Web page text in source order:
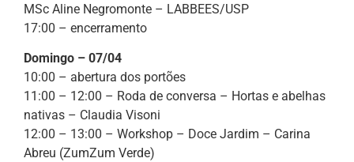
MSc Aline Negromonte – LABBEES/USP
17:00 – encerramento
Domingo – 07/04
10:00 – abertura dos portões
11:00 – 12:00 – Roda de conversa – Hortas e abelhas
nativas – Claudia Visoni
12:00 – 13:00 – Workshop – Doce Jardim – Carina
Abreu (ZumZum Verde)